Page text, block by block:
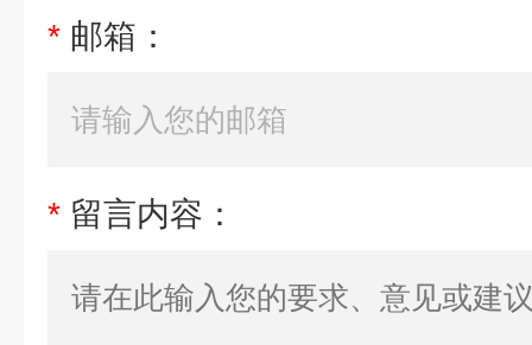
* 邮箱：
* 留言内容：